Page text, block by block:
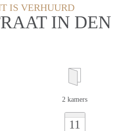
IS VERHUURD
IN DEN
2 kamers
11